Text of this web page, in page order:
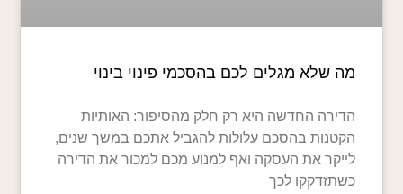
מה שלא מגלים לכם בהסכמי פינוי בינוי
הדירה החדשה היא רק חלק מהסיפור: האותיות
הקטנות בהסכם עלולות להגביל אתכם במשך שנים,
לייקר את העסקה ואף למנוע מכם למכור את הדירה
כשתזדקקו לכך